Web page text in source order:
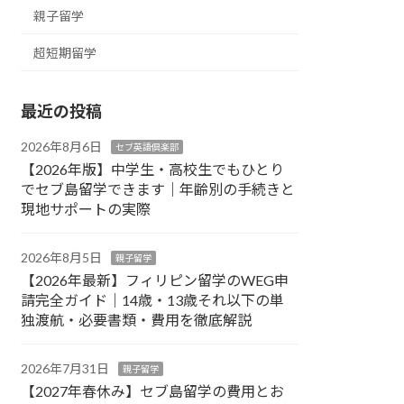
親子留学
超短期留学
最近の投稿
2026年8月6日 セブ英語倶楽部
【2026年版】中学生・高校生でもひとり
でセブ島留学できます｜年齢別の手続きと
現地サポートの実際
2026年8月5日 親子留学
【2026年最新】フィリピン留学のWEG申
請完全ガイド｜14歳・13歳それ以下の単
独渡航・必要書類・費用を徹底解説
2026年7月31日 親子留学
【2027年春休み】セブ島留学の費用とお